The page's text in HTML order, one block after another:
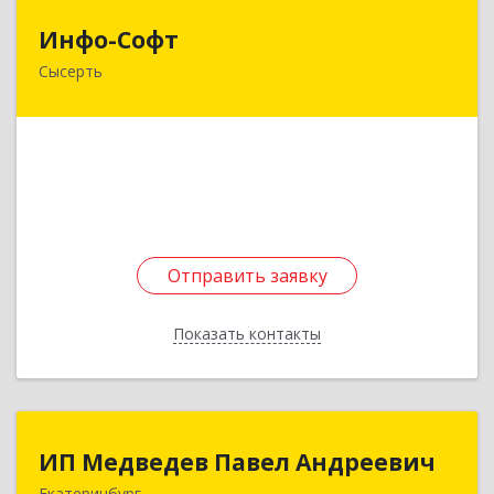
Инфо-Софт
Сысерть
Отправить заявку
Показать контакты
624021, Свердловская обл, Сысерть г, Коммуны
Отправить заявку
Назад
ИП Медведев Павел Андреевич